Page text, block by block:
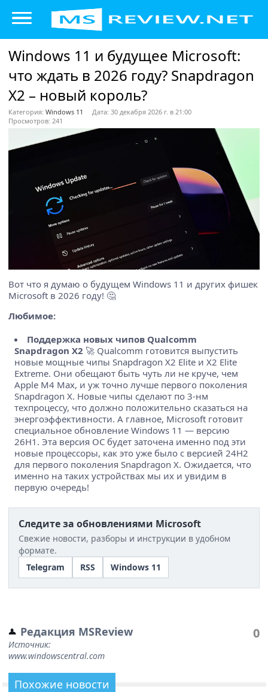
Windows 11 и будущее Microsoft:
что ждать в 2026 году? Snapdragon
X2 – новый король?
Категория: Windows 11
Дата: 30 декабря 2026 г. в 21:00
Просмотров: 241
Вот что я думаю о будущем Windows 11 и других фишек
Microsoft в 2026 году! 🤔
Любимое:
Поддержка новых чипов Qualcomm
Snapdragon X2 🚀 Qualcomm готовится выпустить
новые мощные чипы Snapdragon X2 Elite и X2 Elite
Extreme. Они обещают быть чуть ли не круче, чем
Apple M4 Max, и уж точно лучше первого поколения
Snapdragon X. Новые чипы сделают по 3-нм
техпроцессу, что должно положительно сказаться на
энергоэффективности. А главное, Microsoft готовит
специальное обновление Windows 11 — версию
26H1. Эта версия ОС будет заточена именно под эти
новые процессоры, как это уже было с версией 24H2
для первого поколения Snapdragon X. Ожидается, что
именно на таких устройствах мы их и увидим в
первую очередь!
Следите за обновлениями Microsoft
Свежие новости, разборы и инструкции в удобном
формате.
Telegram
RSS Windows 11
Редакция MSReview
Источник:
www.windowscentral.com
0
Похожие новости